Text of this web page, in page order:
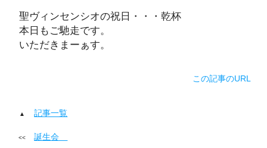
聖ヴィンセンシオの祝日・・・乾杯
本日もご馳走です。
いただきまーぁす。
この記事のURL
記事一覧
誕生会